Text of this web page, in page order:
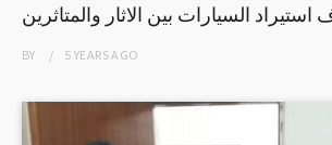
استيراد السيارات بين الاثار والمتاثرين
BY 5 YEARSAGO